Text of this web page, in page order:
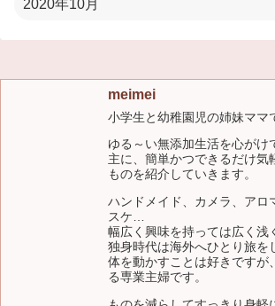
2020年10月
meimei
小学生と幼稚園児の姉妹ママ
ゆる～い無添加生活を心がけ
主に、簡単かつできるだけ気
ものを紹介していきます。
ハンドメイド、カメラ、アロ
スケ…
幅広く興味を持っては広く浅
独身時代は海外へひとり旅を
体を動かすことは好きですが
る専業主婦です。